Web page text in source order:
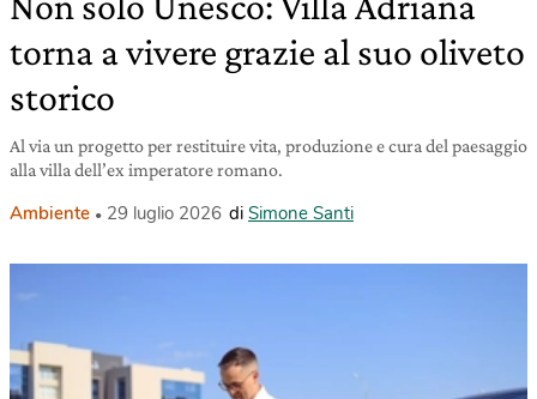
torna a vivere grazie al suo oliveto
storico
Al via un progetto per restituire vita, produzione e cura del paesaggio
alla villa dell’ex imperatore romano.
Ambiente 29 luglio 2026 di Simone Santi